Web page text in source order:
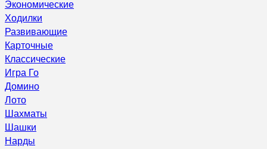
Экономические
Ходилки
Развивающие
Карточные
Классические
Игра Го
Домино
Лото
Шахматы
Шашки
Нарды